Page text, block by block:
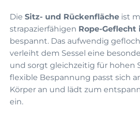
Die Sitz- und Rückenfläche ist
strapazierfähigen Rope-Geflecht
bespannt. Das aufwendig
verleiht dem Sessel eine
und sorgt gleichzeitig für hohen
flexible Bespannung passt sich
Körper an und lädt zum
ein.